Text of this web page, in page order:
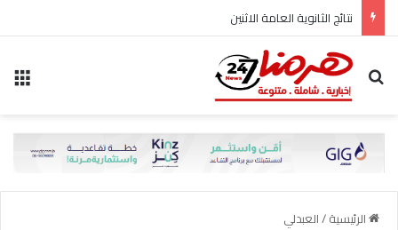
نتائج الثانوية العامة الاثنين
بحث عن
الرئيسية/العبدلي